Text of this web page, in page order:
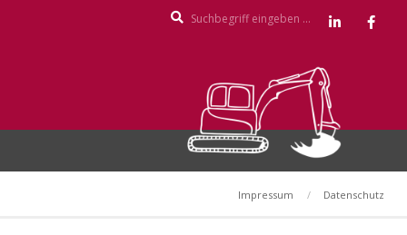
Impressum Datenschutz